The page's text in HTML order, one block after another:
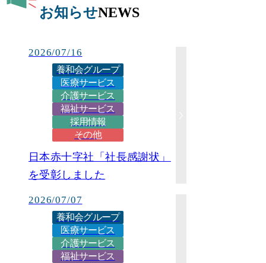
お知らせNEWS
2026/07/16
養和会グループ
医療サービス
介護サービス
福祉サービス
採用情報
その他
日本赤十字社「社長感謝状」
を受彰しました
2026/07/07
養和会グループ
医療サービス
介護サービス
福祉サービス